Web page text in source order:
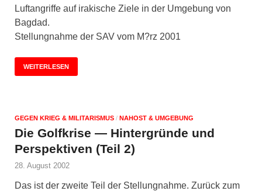
Luftangriffe auf irakische Ziele in der Umgebung von
Bagdad.
Stellungnahme der SAV vom M?rz 2001
WEITERLESEN
GEGEN KRIEG & MILITARISMUS / NAHOST & UMGEBUNG
Die Golfkrise — Hintergründe und
Perspektiven (Teil 2)
28. August 2002
Das ist der zweite Teil der Stellungnahme. Zurück zum